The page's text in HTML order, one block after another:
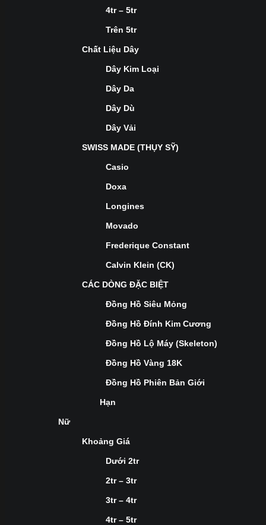
4tr – 5tr
Trên 5tr
Chất Liệu Dây
Dây Kim Loại
Dây Da
Dây Dù
Dây Vải
SWISS MADE (THỤY SỸ)
Casio
Doxa
Longines
Movado
Frederique Constant
Calvin Klein (CK)
CÁC DÒNG ĐẶC BIỆT
Đồng Hồ Siêu Mỏng
Đồng Hồ Đính Kim Cương
Đồng Hồ Lộ Máy (Skeleton)
Đồng Hồ Vàng 18K
Đồng Hồ Phiên Bản Giới
Hạn
Nữ
Khoảng Giá
Dưới 2tr
2tr – 3tr
3tr – 4tr
4tr – 5tr